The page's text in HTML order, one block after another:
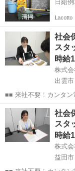
Lacotto
社会
スタ
時給
株式
出雲市
■■ 来社不要！カンタ
事紹介> で、来社なく
電話で希望を伝える
あります♪ ご希...
島根 出雲市
社会
スタ
時給
株式
益田市